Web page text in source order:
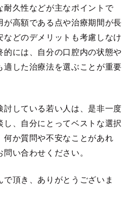
耐久性などが主なポイントで
が高額である点や治療期間が長
などのデメリットも考慮しなけ
的には、自分の口腔内の状態や
適した治療法を選ぶことが重要
討している若い人は、是非一度
し、自分にとってベストな選択
何か質問や不安なことがあれ
い合わせください。
で頂き、ありがとうございま